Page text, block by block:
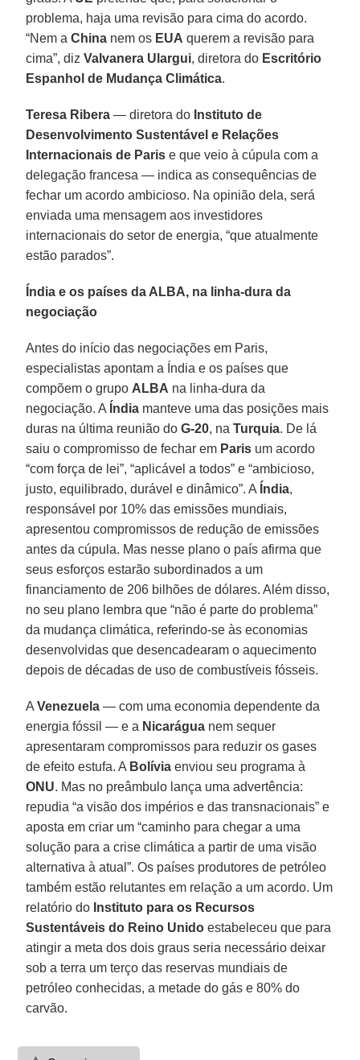
problema, haja uma revisão para cima do acordo.
“Nem aChina nem os EUA querem a revisão para
cima”, dizValvanera Ulargui, diretora do Escritório
Espanhol de Mudança Climática.
Teresa Ribera — diretora do Instituto de
Desenvolvimento Sustentável e Relações
Internacionais de Paris e que veio à cúpula com a
delegação francesa — indica as consequências de
fechar um acordo ambicioso. Na opinião dela, será
enviada uma mensagem aos investidores
internacionais do setor de energia, “que atualmente
estão parados”.
Índia e os países da ALBA, na linha-dura da
negociação
Antes do início das negociações em Paris,
especialistas apontam a Índia e os países que
compõem o grupo ALBA na linha-dura da
negociação. A Índia manteve uma das posições mais
duras na última reunião doG-20, naTurquia. De lá
saiu o compromisso de fechar em Paris um acordo
“com força de lei”, “aplicável a todos” e “ambicioso,
justo, equilibrado, durável e dinâmico”. A Índia,
responsável por 10% das emissões mundiais,
apresentou compromissos de redução de emissões
antes da cúpula. Mas nesse plano o país afirma que
seus esforços estarão subordinados a um
financiamento de 206 bilhões de dólares. Além disso,
no seu plano lembra que “não é parte do problema”
da mudança climática, referindo-se às economias
desenvolvidas que desencadearam o aquecimento
depois de décadas de uso de combustíveis fósseis.
AVenezuela — com uma economia dependente da
energia fóssil — e a Nicarágua nem sequer
apresentaram compromissos para reduzir os gases
de efeito estufa. A Bolívia enviou seu programa à
ONU. Mas no preâmbulo lança uma advertência:
repudia “a visão dos impérios e das transnacionais” e
aposta em criar um “caminho para chegar a uma
solução para a crise climática a partir de uma visão
alternativa à atual”. Os países produtores de petróleo
também estão relutantes em relação a um acordo. Um
relatório do Instituto para os Recursos
Sustentáveis do Reino Unido estabeleceu que para
atingir a meta dos dois graus seria necessário deixar
sob a terra um terço das reservas mundiais de
petróleo conhecidas, a metade do gás e 80% do
carvão.